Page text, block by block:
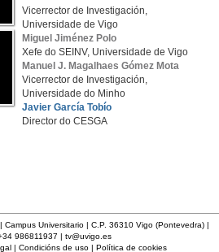
Vicerrector de Investigación,
Universidade de Vigo
Miguel Jiménez Polo
Xefe do SEINV, Universidade de Vigo
Manuel J. Magalhaes Gómez Mota
Vicerrector de Investigación,
Universidade do Minho
Javier García Tobío
Director do CESGA
Campus Universitario | C.P. 36310 Vigo (Pontevedra) |
986811937 | tv@uvigo.es
| Condicións de uso| Política de cookies